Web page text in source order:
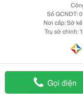
Gọi điện
Số GCNDT:
Nơi cấp: Sở
Trụ sở chính: